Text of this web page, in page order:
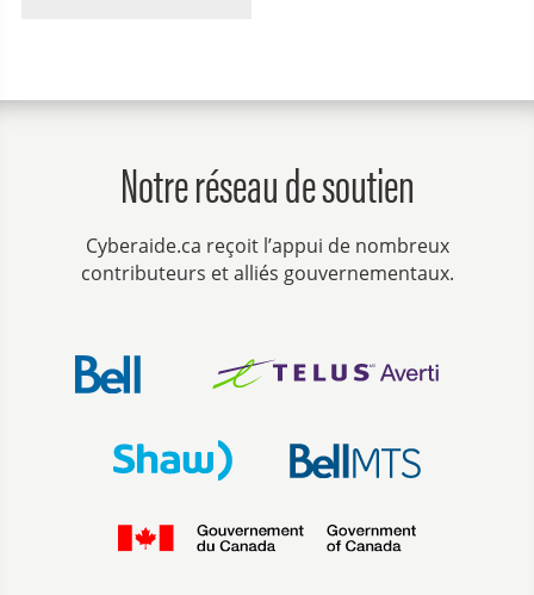
Notre réseau de soutien
Cyberaide.ca reçoit l’appui de nombreux
contributeurs et alliés gouvernementaux.